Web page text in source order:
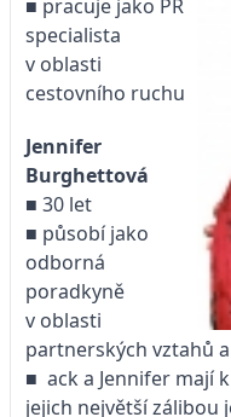
■ pracuje jako PR
specialista
v oblasti
cestovního ruchu
Jennifer
Burghettová
■ 30 let
■ působí jako
odborná
poradkyně
v oblasti
partnerských vztahů
■ ack a Jennifer mají
jejich největší zálibou